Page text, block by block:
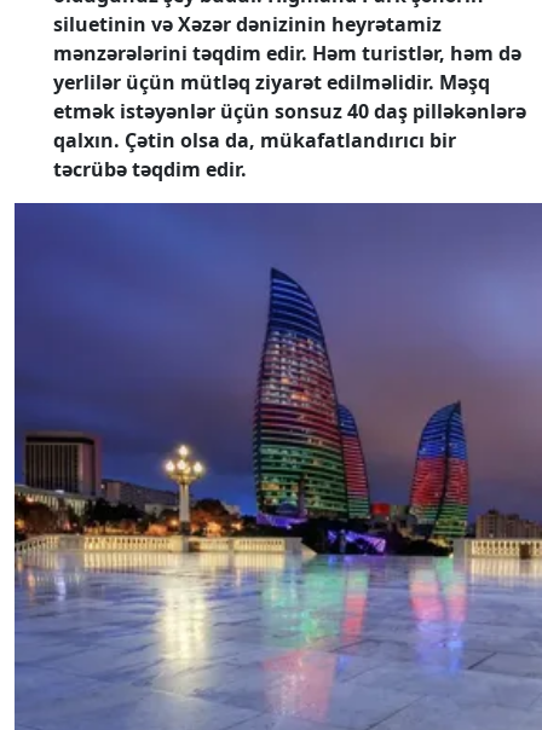
siluetinin və Xəzər dənizinin heyrətamiz
mənzərələrini təqdim edir. Həm turistlər, həm də
yerlilər üçün mütləq ziyarət edilməlidir. Məşq
etmək istəyənlər üçün sonsuz 40 daş pilləkənlərə
qalxın. Çətin olsa da, mükafatlandırıcı bir
təcrübə təqdim edir.